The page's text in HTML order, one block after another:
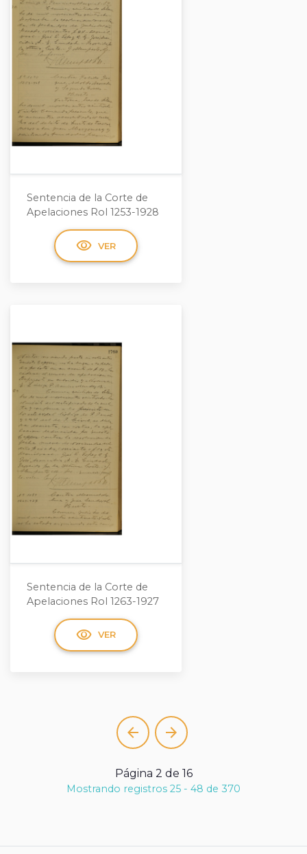
Sentencia de la Corte de
Apelaciones Rol 1253-1928
visibility VER
Sentencia de la Corte de
Apelaciones Rol 1263-1927
visibility VER
arrow_back arrow_forward
Página 2 de 16
Mostrando registros 25 - 48 de 370